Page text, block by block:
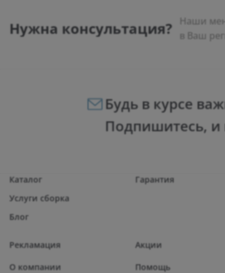
Нужна консультация?
Наши
в Ваш
Будь в курсе
Подпишитесь, и
Каталог
Услуги сборка
Блог
Гарантия
Рекламация Акции
О компании
Помощь